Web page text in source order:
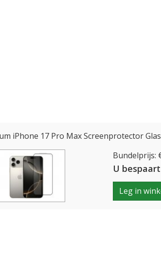
iPhone 17 Pro Max Screenprotector Glas
Bundelprijs:
U
Leg in